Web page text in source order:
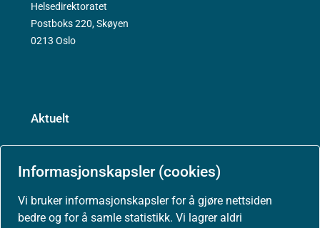
Informasjonskapsler (cookies)
Vi bruker informasjonskapsler for å gjøre nettsiden
bedre og for å samle statistikk. Vi lagrer aldri
Helsedirektoratet
Postboks 220, Skøyen
0213 Oslo
Aktuelt